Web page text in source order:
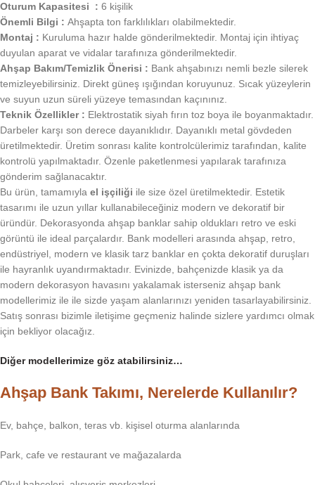
Oturum Kapasitesi : 6 kişilik
Önemli Bilgi : Ahşapta ton farklılıkları olabilmektedir.
Montaj : Kuruluma hazır halde gönderilmektedir. Montaj için ihtiyaç
duyulan aparat ve vidalar tarafınıza gönderilmektedir.
Ahşap Bakım/Temizlik Önerisi : Bank ahşabınızı nemli bezle silerek
temizleyebilirsiniz. Direkt güneş ışığından koruyunuz. Sıcak yüzeylerin
ve suyun uzun süreli yüzeye temasından kaçınınız.
Teknik Özellikler : Elektrostatik siyah fırın toz boya ile boyanmaktadır.
Darbeler karşı son derece dayanıklıdır. Dayanıklı metal gövdeden
üretilmektedir. Üretim sonrası kalite kontrolcülerimiz tarafından, kalite
kontrolü yapılmaktadır. Özenle paketlenmesi yapılarak tarafınıza
gönderim sağlanacaktır.
Bu ürün, tamamıyla el işçiliği ile size özel üretilmektedir. Estetik
tasarımı ile uzun yıllar kullanabileceğiniz modern ve dekoratif bir
üründür. Dekorasyonda ahşap banklar sahip oldukları retro ve eski
görüntü ile ideal parçalardır. Bank modelleri arasında ahşap, retro,
endüstriyel, modern ve klasik tarz banklar en çokta dekoratif duruşları
ile hayranlık uyandırmaktadır. Evinizde, bahçenizde klasik ya da
modern dekorasyon havasını yakalamak isterseniz ahşap bank
modellerimiz ile ile sizde yaşam alanlarınızı yeniden tasarlayabilirsiniz.
Satış sonrası bizimle iletişime geçmeniz halinde sizlere yardımcı olmak
için bekliyor olacağız.
Diğer modellerimize göz atabilirsiniz…
Ahşap Bank Takımı, Nerelerde Kullanılır?
Ev, bahçe, balkon, teras vb. kişisel oturma alanlarında
Park, cafe ve restaurant ve mağazalarda